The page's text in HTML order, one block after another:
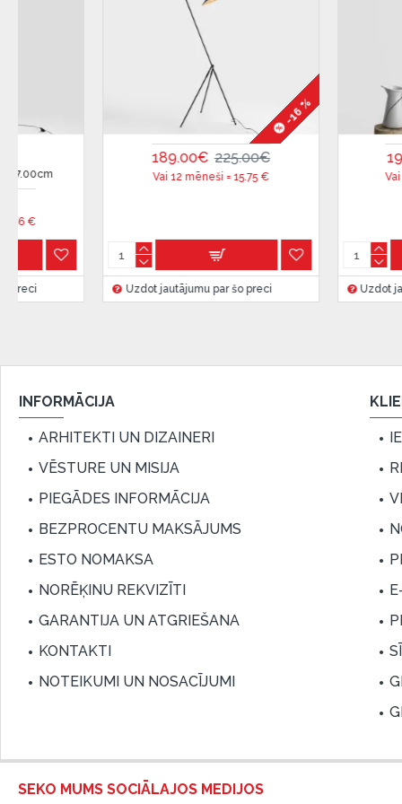
Līzinga līgumu drīkst parakstīt tikai tā persona, kura
Papildu informācija:
Pirms kredīta noformēšanas, lūdzam iepazīties ar
Finansiālā atbildība:
Aicinām aizņemties atbildīgi! Pirms aizņemties,
iespējas.
-16 %
225.00€
Vai 12 mēneši =15.75€
Uzdot jautājumu par šo preci
Vai 12 mēneši
Uzdot jautājumu
INFORMĀCIJA
ARHITEKTI UN DIZAINERI
VĒSTURE UN MISIJA
PIEGĀDES INFORMĀCIJA
BEZPROCENTU MAKSĀJUMS
ESTO NOMAKSA
NORĒĶINU REKVIZĪTI
GARANTIJA UN ATGRIEŠANA
KONTAKTI
NOTEIKUMI UN NOSACĪJUMI
SEKO MUMS SOCIĀLAJOS MEDIJOS